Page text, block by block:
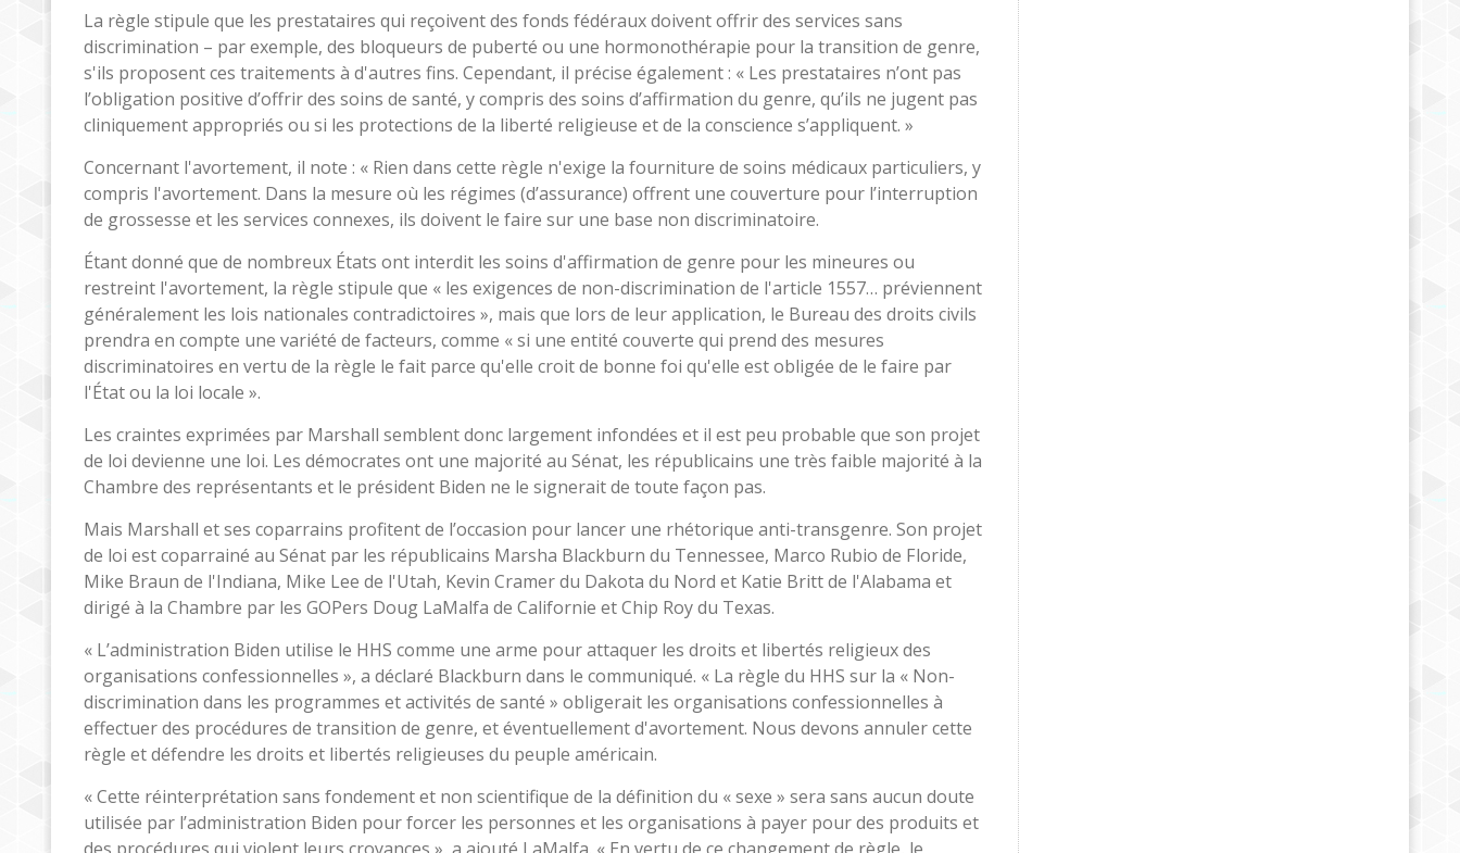
La règle stipule que les prestataires qui reçoivent des fonds fédéraux doivent offrir des services sans
discrimination – par exemple, des bloqueurs de puberté ou une hormonothérapie pour la transition de genre,
s'ils proposent ces traitements à d'autres fins. Cependant, il précise également : « Les prestataires n’ont pas
l’obligation positive d’offrir des soins de santé, y compris des soins d’affirmation du genre, qu’ils ne jugent pas
cliniquement appropriés ou si les protections de la liberté religieuse et de la conscience s’appliquent. »
Concernant l'avortement, il note : « Rien dans cette règle n'exige la fourniture de soins médicaux particuliers, y
compris l'avortement. Dans la mesure où les régimes (d’assurance) offrent une couverture pour l’interruption
de grossesse et les services connexes, ils doivent le faire sur une base non discriminatoire.
Étant donné que de nombreux États ont interdit les soins d'affirmation de genre pour les mineures ou
restreint l'avortement, la règle stipule que « les exigences de non-discrimination de l'article 1557… préviennent
généralement les lois nationales contradictoires », mais que lors de leur application, le Bureau des droits civils
prendra en compte une variété de facteurs, comme « si une entité couverte qui prend des mesures
discriminatoires en vertu de la règle le fait parce qu'elle croit de bonne foi qu'elle est obligée de le faire par
l'État ou la loi locale ».
Les craintes exprimées par Marshall semblent donc largement infondées et il est peu probable que son projet
de loi devienne une loi. Les démocrates ont une majorité au Sénat, les républicains une très faible majorité à la
Chambre des représentants et le président Biden ne le signerait de toute façon pas.
Mais Marshall et ses coparrains profitent de l’occasion pour lancer une rhétorique anti-transgenre. Son projet
de loi est coparrainé au Sénat par les républicains Marsha Blackburn du Tennessee, Marco Rubio de Floride,
Mike Braun de l'Indiana, Mike Lee de l'Utah, Kevin Cramer du Dakota du Nord et Katie Britt de l'Alabama et
dirigé à la Chambre par les GOPers Doug LaMalfa de Californie et Chip Roy du Texas.
« L’administration Biden utilise le HHS comme une arme pour attaquer les droits et libertés religieux des
organisations confessionnelles », a déclaré Blackburn dans le communiqué. « La règle du HHS sur la « Non-
discrimination dans les programmes et activités de santé » obligerait les organisations confessionnelles à
effectuer des procédures de transition de genre, et éventuellement d'avortement. Nous devons annuler cette
règle et défendre les droits et libertés religieuses du peuple américain.
« Cette réinterprétation sans fondement et non scientifique de la définition du « sexe » sera sans aucun doute
utilisée par l’administration Biden pour forcer les personnes et les organisations à payer pour des produits et